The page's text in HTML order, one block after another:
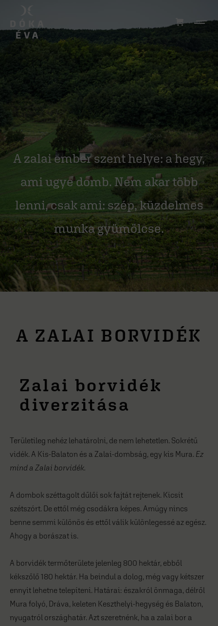
A zalai ember szent helye: a hegy,
ami ugye domb. Nem akar több
lenni, csak ami: szép, küzdelmes
munka gyümölcse.
A ZALAI BORVIDÉK
Zalai borvidék
diverzitása
Területileg nehéz lehatárolni, de nem lehetetlen. Sokrétű
vidék. A Kis-Balaton és a Zalai-dombság, egy kis Mura. Ez
mind a Zalai borvidék.
A dombok széttagolt dűlői sok fajtát rejtenek. Kicsit
szétszórt. De ettől még csodákra képes. Amúgy nincs
benne semmi különös és ettől válik különlegessé az egész.
Ahogy a borászat is.
A borvidék termőterülete jelenleg 800 hektár, ebből
kékszőlő 180 hektár. Ha beindul a dolog, még vagy kétszer
ennyit lehetne telepíteni. Határai: északról önmaga, délről
Mura folyó, Dráva, keleten Keszthelyi-hegység és Balaton,
nyugatról országhatár. Azt szeretnénk, ha a zalai bor a